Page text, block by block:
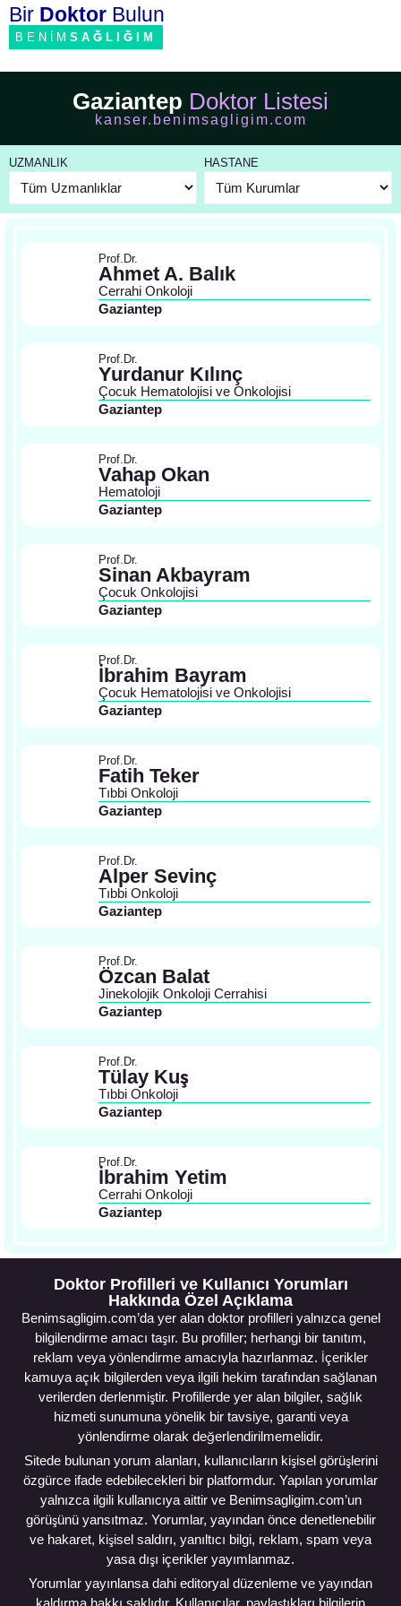
Bir Doktor Bulun
BENİM SAĞLIĞIM
Gaziantep Doktor Listesi
kanser.benimsagligim.com
UZMANLIK HASTANE
Prof.Dr.
Ahmet A. Balık
Cerrahi Onkoloji
Gaziantep
Prof.Dr.
Yurdanur Kılınç
Çocuk Hematolojisi ve Onkolojisi
Gaziantep
Prof.Dr.
Vahap Okan
Hematoloji
Gaziantep
Prof.Dr.
Sinan Akbayram
Çocuk Onkolojisi
Gaziantep
Prof.Dr.
İbrahim Bayram
Çocuk Hematolojisi ve Onkolojisi
Gaziantep
Prof.Dr.
Fatih Teker
Tıbbi Onkoloji
Gaziantep
Prof.Dr.
Alper Sevinç
Tıbbi Onkoloji
Gaziantep
Prof.Dr.
Özcan Balat
Jinekolojik Onkoloji Cerrahisi
Gaziantep
Prof.Dr.
Tülay Kuş
Tıbbi Onkoloji
Gaziantep
Prof.Dr.
İbrahim Yetim
Cerrahi Onkoloji
Gaziantep
Doktor Profilleri ve Kullanıcı Yorumları
Hakkında Özel Açıklama
Benimsagligim.com’da yer alan doktor profilleri yalnızca genel
bilgilendirme amacı taşır. Bu profiller; herhangi bir tanıtım,
reklam veya yönlendirme amacıyla hazırlanmaz. İçerikler
kamuya açık bilgilerden veya ilgili hekim tarafından sağlanan
verilerden derlenmiştir. Profillerde yer alan bilgiler, sağlık
hizmeti sunumuna yönelik bir tavsiye, garanti veya
yönlendirme olarak değerlendirilmemelidir.
Sitede bulunan yorum alanları, kullanıcıların kişisel görüşlerini
özgürce ifade edebilecekleri bir platformdur. Yapılan yorumlar
yalnızca ilgili kullanıcıya aittir ve Benimsagligim.com’un
görüşünü yansıtmaz. Yorumlar, yayından önce denetlenebilir
ve hakaret, kişisel saldırı, yanıltıcı bilgi, reklam, spam veya
yasa dışı içerikler yayımlanmaz.
Yorumlar yayınlansa dahi editoryal düzenleme ve yayından
kaldırma hakkı saklıdır. Kullanıcılar, paylaştıkları bilgilerin